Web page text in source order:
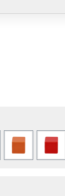
Orange Rot